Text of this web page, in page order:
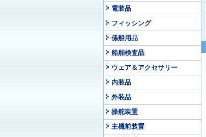
電装品
フィッシング
係船用品
船舶検査品
ウェア＆アクセサリー
内装品
外装品
操舵装置
主機前装置